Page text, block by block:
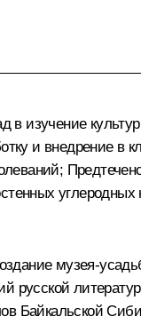
изучение
и внедрение в
углеродных
музея-
русской
Байкальской